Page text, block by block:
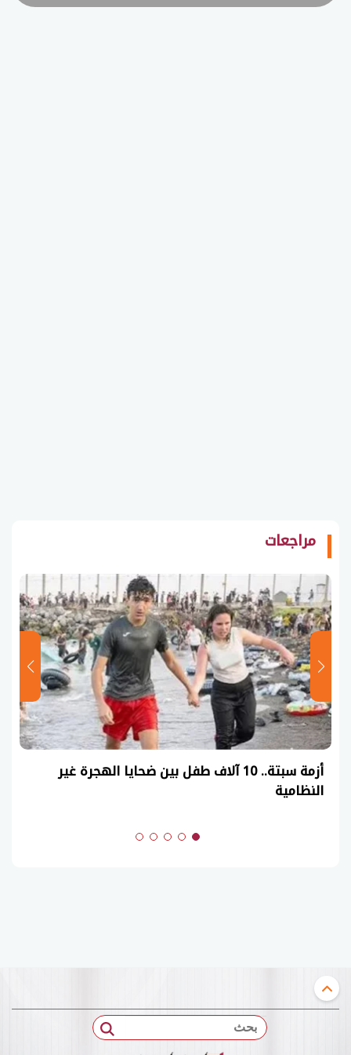
مراجعات
أزمة سبتة.. 10 آلاف طفل بين ضحايا الهجرة غير
النظامية
بحث